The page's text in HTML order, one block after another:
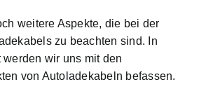
weitere Aspekte, die bei der
zu beachten sind. In
wir uns mit den
von Autoladekabeln befassen.